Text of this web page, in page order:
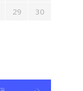
29
30